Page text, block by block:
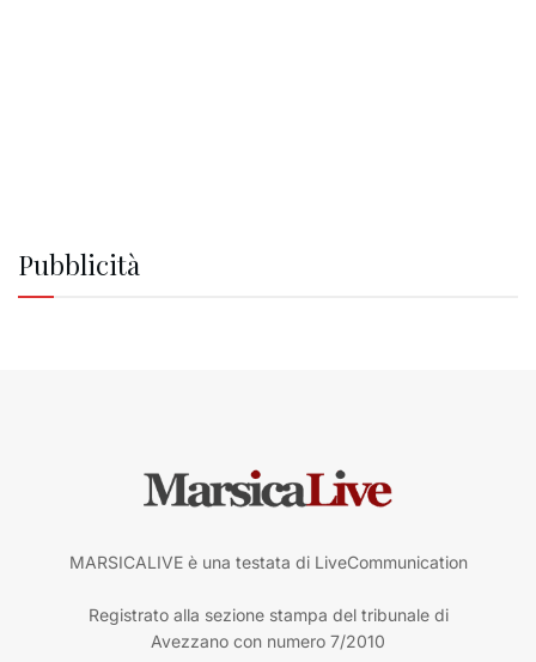
Pubblicità
MARSICALIVE è una testata di LiveCommunication
Registrato alla sezione stampa del tribunale di
Avezzano con numero 7/2010